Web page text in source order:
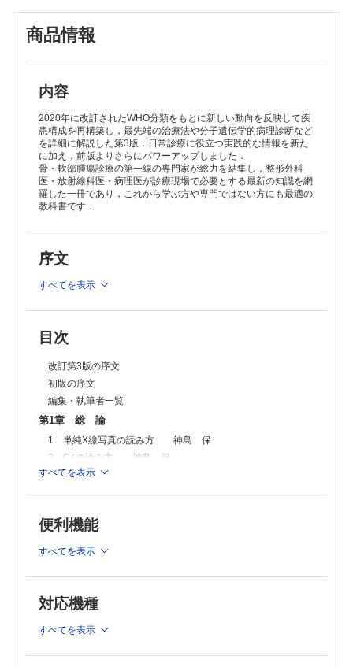
4 PET検査 村上康二
5 血管造影，超音波の読み方 奥田実穂
8 化学療法 相羽久輝
9 放射線療法（重粒子，陽子線含む） 今井礼子
10 悪性腫瘍の治療効果の判定 奥田実穂
11 手術療法 木村浩明
12 腫瘍の分類とその変遷 小田義直
13 生検，免疫組織化学染色と遺伝子診断 小田義直
第2章 骨腫瘍
1 軟骨形成性腫瘍
A 良性腫瘍
骨膜性軟骨腫 山口岳彦，稲岡 努，木村浩明
a．内軟骨腫 山口岳彦，稲岡 努，木村浩明
c．軟骨芽細胞腫 山口岳彦，稲岡 努，木村浩明
f．傍骨性骨軟骨異形増生（BPOP） 加藤生真，姫野貴司，木村浩明
B 中間群（局所侵襲性）& 悪性
2．骨内異型軟骨腫瘍 & 骨内軟骨肉腫（Grade 1） 山口岳彦，山口
雅之・三宅基隆，武内章彦
3．骨内軟骨肉腫（Grade 2/3） 山口岳彦，山口雅之・三宅基隆，
武内章彦
4．淡明細胞型軟骨肉腫 山口岳彦，山口雅之・三宅基隆，武内章彦
5．間葉性軟骨肉腫 山口岳彦，山口雅之・三宅基隆，武内章彦
6．脱分化型軟骨肉腫 山口岳彦，山口雅之・三宅基隆，武内章彦
2 骨形成性腫瘍
類骨骨腫 石田 剛，稲岡 努，相羽久輝
骨芽細胞腫 石田 剛，稲岡 努，相羽久輝
1．低悪性度中心型骨肉腫 石田 剛，藤本良太，林 克洋
3．傍骨性骨肉腫 石田 剛，青木隆敏，林 克洋
4．骨膜性骨肉腫 石田 剛，藤本良太，林 克洋
5．二次性骨肉腫 石田 剛，青木隆敏，林 克洋
3 線維形成性腫瘍
商品情報
内容
2020年に改訂されたWHO分類をもとに新しい動向を反映して疾
患構成を再構築し，最先端の治療法や分子遺伝学的病理診断など
を詳細に解説した第3版．日常診療に役立つ実践的な情報を新た
に加え，前版よりさらにパワーアップしました．
骨・軟部腫瘍診療の第一線の専門家が総力を結集し，整形外科
医・放射線科医・病理医が診療現場で必要とする最新の知識を網
羅した一冊であり，これから学ぶ方や専門ではない方にも最適の
教科書です．
序文
すべてを表示
目次
改訂第3版の序文
初版の序文
編集・執筆者一覧
第1章 総 論
1 単純X線写真の読み方 神島 保
2 CTの読み方 神島 保
3 MRIの読み方 神島 保
6 シンチグラフィの読み方 渡辺 憲
7 画像上，腫瘍と間違いやすい正常変異 福田健志
9 放射線療法（重粒子，陽子線含む） 今井礼子
10 悪性腫瘍の治療効果の判定 奥田実穂
11 手術療法 木村浩明
12 腫瘍の分類とその変遷 小田義直
すべてを表示
便利機能
すべてを表示
対応機種
すべてを表示